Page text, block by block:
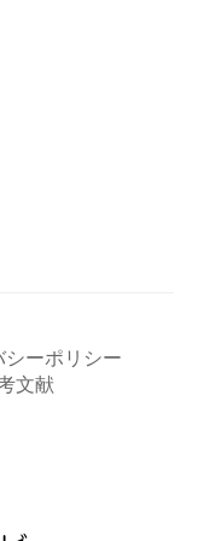
ーポリシー
文献